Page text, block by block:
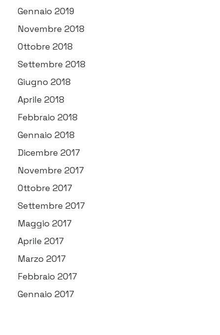
Gennaio 2019
Novembre 2018
Ottobre 2018
Settembre 2018
Giugno 2018
Aprile 2018
Febbraio 2018
Gennaio 2018
Dicembre 2017
Novembre 2017
Ottobre 2017
Settembre 2017
Maggio 2017
Aprile 2017
Marzo 2017
Febbraio 2017
Gennaio 2017